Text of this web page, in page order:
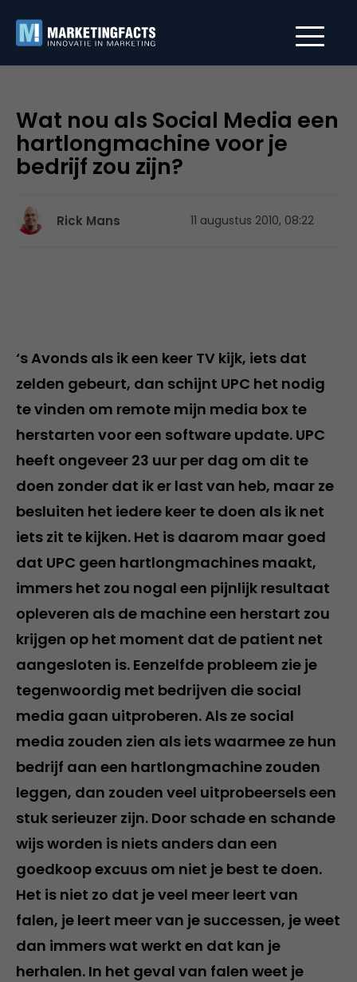
Wat nou als Social Media een
hartlongmachine voor je
bedrijf zou zijn?
Rick Mans 11 augustus 2010, 08:22
‘s Avonds als ik een keer TV kijk, iets dat
zelden gebeurt, dan schijnt UPC het nodig
te vinden om remote mijn media box te
herstarten voor een software update. UPC
heeft ongeveer 23 uur per dag om dit te
doen zonder dat ik er last van heb, maar ze
besluiten het iedere keer te doen als ik net
iets zit te kijken. Het is daarom maar goed
dat UPC geen hartlongmachines maakt,
immers het zou nogal een pijnlijk resultaat
opleveren als de machine een herstart zou
krijgen op het moment dat de patient net
aangesloten is. Eenzelfde probleem zie je
tegenwoordig met bedrijven die social
media gaan uitproberen. Als ze social
media zouden zien als iets waarmee ze hun
bedrijf aan een hartlongmachine zouden
leggen, dan zouden veel uitprobeersels een
stuk serieuzer zijn. Door schade en schande
wijs worden is niets anders dan een
goedkoop excuus om niet je best te doen.
Het is niet zo dat je veel meer leert van
falen, je leert meer van je successen, je weet
dan immers wat werkt en dat kan je
herhalen. In het geval van falen weet je